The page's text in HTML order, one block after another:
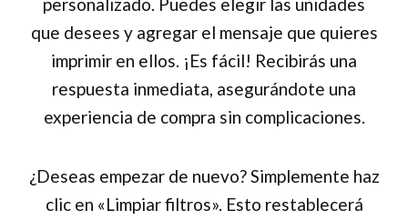
personalizado. Puedes elegir las unidades
que desees y agregar el mensaje que quieres
imprimir en ellos. ¡Es fácil! Recibirás una
respuesta inmediata, asegurándote una
experiencia de compra sin complicaciones.
¿Deseas empezar de nuevo? Simplemente haz
clic en «Limpiar filtros». Esto restablecerá